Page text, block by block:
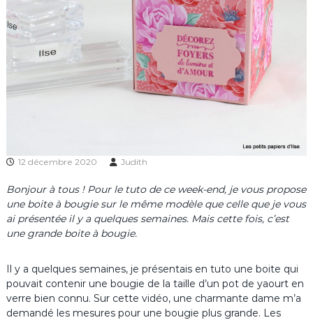
12 décembre 2020 Judith
Bonjour à tous ! Pour le tuto de ce week-end, je vous propose
une boite à bougie sur le même modèle que celle que je vous
ai présentée il y a quelques semaines. Mais cette fois, c’est
une grande boite à bougie.
Il y a quelques semaines, je présentais en tuto une boite qui
pouvait contenir une bougie de la taille d’un pot de yaourt en
verre bien connu. Sur cette vidéo, une charmante dame m’a
demandé les mesures pour une bougie plus grande. Les